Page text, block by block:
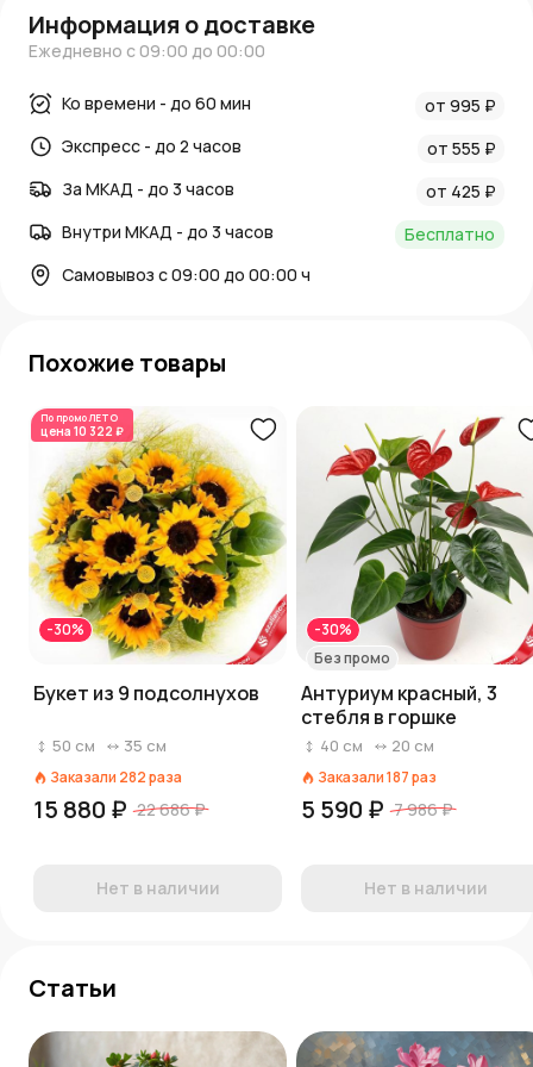
Информация о доставке
Ежедневно с 09:00 до 00:00
Ко времени - до 60 мин
от 995 ₽
Экспресс - до 2 часов
от 555 ₽
За МКАД - до 3 часов
от 425 ₽
Внутри МКАД - до 3 часов
Бесплатно
Самовывоз с 09:00 до 00:00 ч
Похожие товары
По промоЛЕТО
цена 10 322 ₽
-30%
Букет из 9 подсолнухов
50 см 35 см
Заказали 282раза
15 880 ₽ 22 686 ₽
Нет в наличии
-30%
Без промо
Антуриум красный, 3
стебля в горшке
40 см 20 см
Заказали187раз
5 590 ₽ 7 986 ₽
Нет в наличии
Статьи